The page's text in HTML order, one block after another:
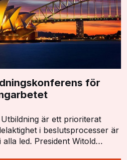
för
är ett prioriterat
i beslutsprocesser är
led. President Witold